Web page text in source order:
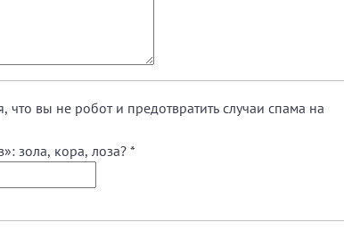
вы не робот и предотвратить случаи спама на
В каком из перечисленных слов нет буквы «з»: зола, кора, лоза? *